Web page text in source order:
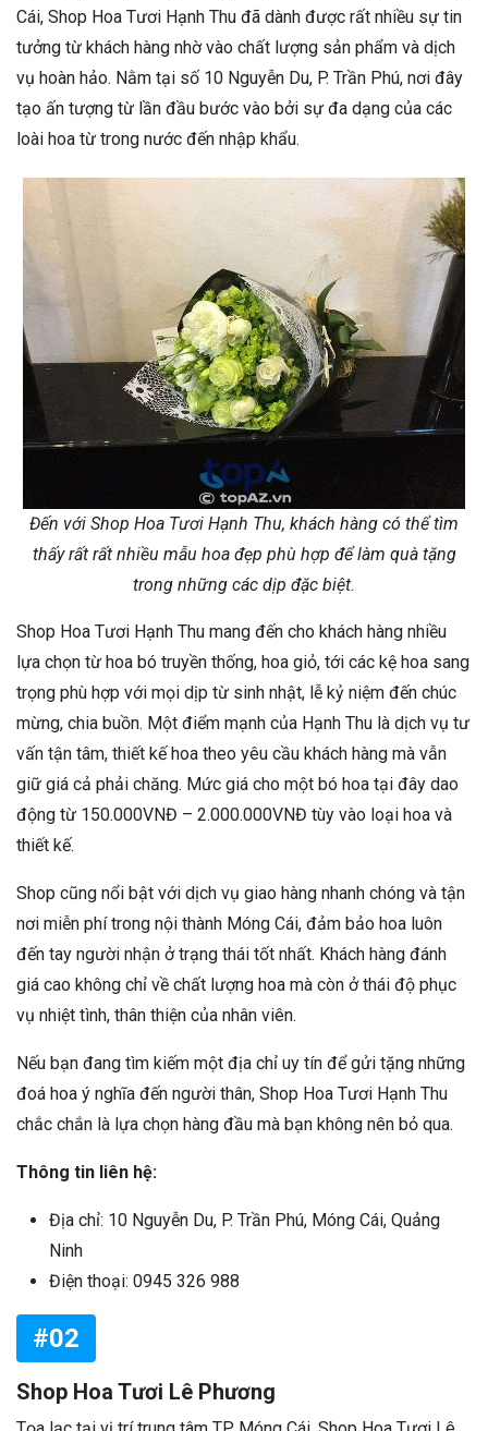
Cái, Shop Hoa Tươi Hạnh Thu đã dành được rất nhiều sự tin
tưởng từ khách hàng nhờ vào chất lượng sản phẩm và dịch
vụ hoàn hảo. Nằm tại số 10 Nguyễn Du, P. Trần Phú, nơi đây
tạo ấn tượng từ lần đầu bước vào bởi sự đa dạng của các
loài hoa từ trong nước đến nhập khẩu.
Đến với Shop Hoa Tươi Hạnh Thu, khách hàng có thể tìm
thấy rất rất nhiều mẫu hoa đẹp phù hợp để làm quà tặng
trong những các dịp đặc biệt.
Shop Hoa Tươi Hạnh Thu mang đến cho khách hàng nhiều
lựa chọn từ hoa bó truyền thống, hoa giỏ, tới các kệ hoa sang
trọng phù hợp với mọi dịp từ sinh nhật, lễ kỷ niệm đến chúc
mừng, chia buồn. Một điểm mạnh của Hạnh Thu là dịch vụ tư
vấn tận tâm, thiết kế hoa theo yêu cầu khách hàng mà vẫn
giữ giá cả phải chăng. Mức giá cho một bó hoa tại đây dao
động từ 150.000VNĐ – 2.000.000VNĐ tùy vào loại hoa và
thiết kế.
Shop cũng nổi bật với dịch vụ giao hàng nhanh chóng và tận
nơi miễn phí trong nội thành Móng Cái, đảm bảo hoa luôn
đến tay người nhận ở trạng thái tốt nhất. Khách hàng đánh
giá cao không chỉ về chất lượng hoa mà còn ở thái độ phục
vụ nhiệt tình, thân thiện của nhân viên.
Nếu bạn đang tìm kiếm một địa chỉ uy tín để gửi tặng những
đoá hoa ý nghĩa đến người thân, Shop Hoa Tươi Hạnh Thu
chắc chắn là lựa chọn hàng đầu mà bạn không nên bỏ qua.
Thông tin liên hệ:
Địa chỉ: 10 Nguyễn Du, P. Trần Phú, Móng Cái, Quảng
Ninh
Điện thoại: 0945 326 988
#02
Shop Hoa Tươi Lê Phương